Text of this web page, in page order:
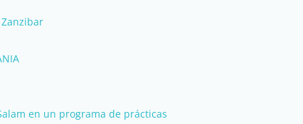
en un programa de prácticas